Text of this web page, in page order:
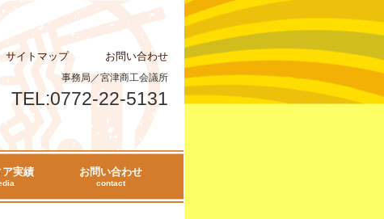
サイトマップ お問い合わせ
事務局／宮津商工会議所
TEL:0772-22-5131
ア実績 お問い合わせ
contact